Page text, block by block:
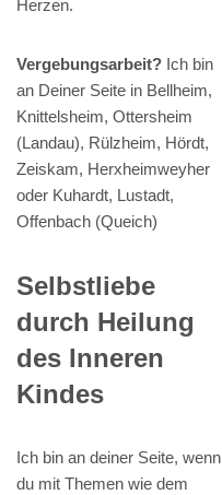
Herzen.
Vergebungsarbeit? Ich bin
an Deiner Seite in Bellheim,
Knittelsheim, Ottersheim
(Landau), Rülzheim, Hördt,
Zeiskam, Herxheimweyher
oder Kuhardt, Lustadt,
Offenbach (Queich)
Selbstliebe
durch Heilung
des Inneren
Kindes
Ich bin an deiner Seite, wenn
du mit Themen wie dem